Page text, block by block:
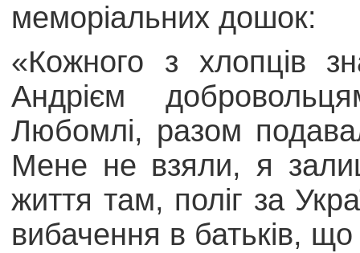
меморіальних дошок:
«Кожного з хлопців
Андрієм
Любомлі, разом
Мене не взяли, я
життя там, поліг за
вибачення в батьків,